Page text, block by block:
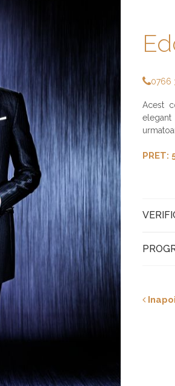
0766
Acest
PRET: